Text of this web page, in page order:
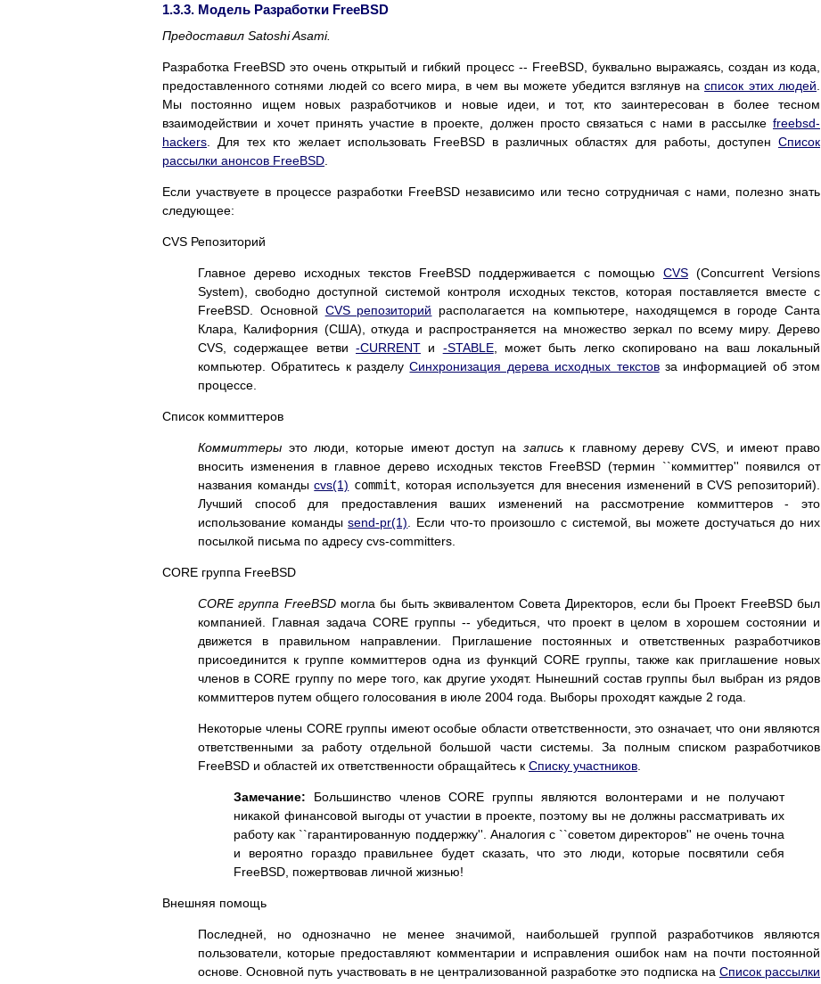
1.3.3. Модель Разработки FreeBSD
Предоставил Satoshi Asami.
Разработка FreeBSD это очень открытый и гибкий процесс -- FreeBSD, буквально выражаясь, создан из кода,
предоставленного сотнями людей со всего мира, в чем вы можете убедится взглянув насписок этих людей
Мы постоянно ищем новых разработчиков и новые идеи, и тот, кто заинтересован в более тесном
взаимодействии и хочет принять участие в проекте, должен просто связаться с нами в рассылке freebsd-
hackers . Для тех кто желает использовать FreeBSD в различных областях для работы, доступен Список
рассылки анонсов FreeBSD
Если участвуете в процессе разработки FreeBSD независимо или тесно сотрудничая с нами, полезно знать
следующее:
CVS Репозиторий
Главное дерево исходных текстов FreeBSD поддерживается с помощью CVS (Concurrent Versions
System), свободно доступной системой контроля исходных текстов, которая поставляется вместе с
FreeBSD. Основной CVS репозиторий располагается на компьютере, находящемся в городе Санта
Клара, Калифорния (США), откуда и распространяется на множество зеркал по всему миру. Дерево
CVS, содержащее ветви -CURRENT и -STABLE, может быть легко скопировано на ваш локальный
компьютер. Обратитесь к разделуСинхронизация дерева исходных текстовза информацией об этом
процессе.
Список коммиттеров
Коммиттеры это люди, которые имеют доступ на записьк главному дереву CVS, и имеют право
вносить изменения в главное дерево исходных текстов FreeBSD (термин ``коммиттер'' появился от
названия командыcvs(1) commit , которая используется для внесения изменений в CVS репозиторий).
Лучший способ для предоставления ваших изменений на рассмотрение коммиттеров - это
использование командыsend-pr(1) . Если что-то произошло с системой, вы можете достучаться до них
посылкой письма по адресу cvs-committers.
CORE группа FreeBSD
CORE группа FreeBSDмогла бы быть эквивалентом Совета Директоров, если бы Проект FreeBSD был
компанией. Главная задача CORE группы -- убедиться, что проект в целом в хорошем состоянии и
движется в правильном направлении. Приглашение постоянных и ответственных разработчиков
присоединится к группе коммиттеров одна из функций CORE группы, также как приглашение новых
членов в CORE группу по мере того, как другие уходят. Нынешний состав группы был выбран из рядов
коммиттеров путем общего голосования в июле 2004 года. Выборы проходят каждые 2 года.
Некоторые члены CORE группы имеют особые области ответственности, это означает, что они являются
ответственными за работу отдельной большой части системы. За полным списком разработчиков
FreeBSD и областей их ответственности обращайтесь к Списку участников
Замечание: Большинство членов CORE группы являются волонтерами и не получают
никакой финансовой выгоды от участии в проекте, поэтому вы не должны рассматривать их
работу как ``гарантированную поддержку''. Аналогия с ``советом директоров'' не очень точна
и вероятно гораздо правильнее будет сказать, что это люди, которые посвятили себя
FreeBSD, пожертвовав личной жизнью!
Внешняя помощь
Последней, но однозначно не менее значимой, наибольшей группой разработчиков являются
пользователи, которые предоставляют комментарии и исправления ошибок нам на почти постоянной
основе. Основной путь участвовать в не централизованной разработке это подписка на Список рассылки